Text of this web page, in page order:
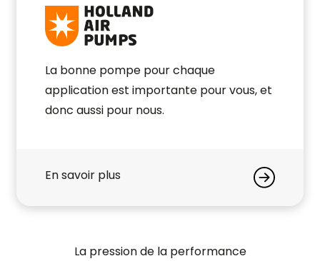
La bonne pompe pour chaque
application est importante pour vous, et
donc aussi pour nous.
En savoir plus
La pression de la performance